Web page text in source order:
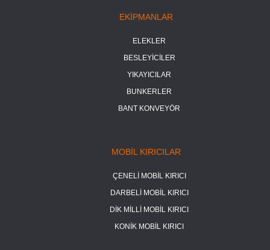
EKİPMANLAR
ELEKLER
BESLEYİCİLER
YIKAYICILAR
BUNKERLER
BANT KONVEYÖR
MOBİL KIRICILAR
ÇENELİ MOBİL KIRICI
DARBELİ MOBİL KIRICI
DİK MİLLİ MOBİL KIRICI
KONİK MOBİL KIRICI